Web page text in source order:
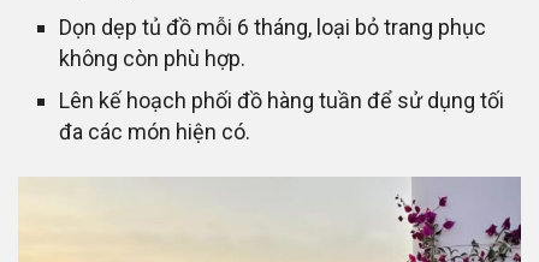
Dọn dẹp tủ đồ mỗi 6 tháng, loại bỏ trang phục
không còn phù hợp.
Lên kế hoạch phối đồ hàng tuần để sử dụng tối
đa các món hiện có.